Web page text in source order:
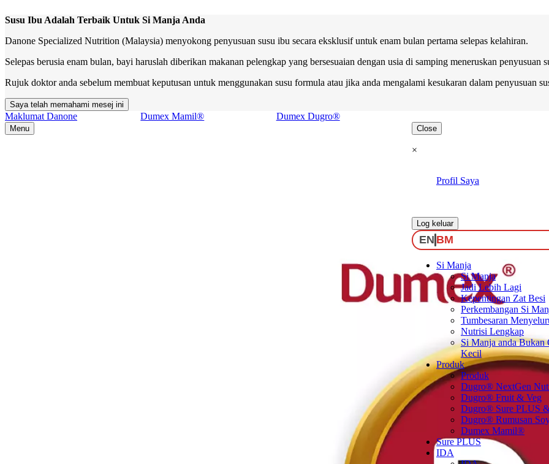
Susu Ibu Adalah Terbaik Untuk Si Manja Anda
Danone Specialized Nutrition (Malaysia) menyokong penyusuan susu ibu secara eksklusif untuk enam bulan pertama selepas kelahiran.
Selepas berusia enam bulan, bayi haruslah diberikan makanan pelengkap yang bersesuaian dengan usia di samping meneruskan penyusuan
Rujuk doktor anda sebelum membuat keputusan untuk menggunakan susu formula atau jika anda mengalami kesukaran dalam penyusuan
Saya telah memahami mesej ini
Maklumat Danone Dumex Mamil® Dumex Dugro®
Menu Close
×
Profil Saya
Log keluar
EN BM
Si Manja
Si Manja
Jadi Lebih Lagi
Kepentingan Zat Besi
Perkembangan Si
Tumbesaran
Nutrisi Lengkap
Si Manja anda Bukan
Kecil
Produk
Produk
Dugro® NextGen
Dugro® Fruit & Veg
Dugro® Sure PLUS
Dugro® Rumusan
Dumex Mamil®
Sure PLUS
IDA